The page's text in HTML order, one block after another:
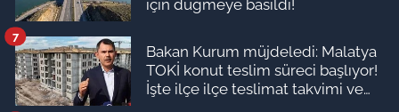
için düğmeye basıldı!
Bakan Kurum müjdeledi: Malatya
TOKİ konut teslim süreci başlıyor!
İşte ilçe ilçe teslimat takvimi ve
7